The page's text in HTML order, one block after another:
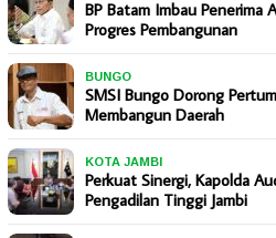
BP Batam Imbau Penerima
Progres Pembangunan
BUNGO
SMSI Bungo Dorong
Membangun Daerah
KOTA JAMBI
Perkuat Sinergi, Kapolda
Pengadilan Tinggi Jambi